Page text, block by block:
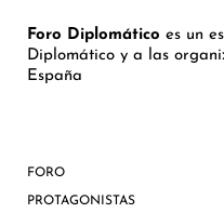
Foro Diplomático es un
Diplomático y a las
España
FORO
PROTAGONISTAS